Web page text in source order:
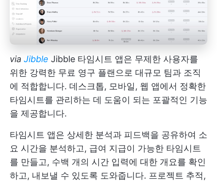
via Jibble Jibble 타임시트 앱은 무제한 사용자를
위한 강력한 무료 영구 플랜으로 대규모 팀과 조직
에 적합합니다. 데스크톱, 모바일, 웹 앱에서 정확한
타임시트를 관리하는 데 도움이 되는 포괄적인 기능
을 제공합니다.
타임시트 앱은 상세한 분석과 피드백을 공유하여 소
요 시간을 분석하고, 급여 지급이 가능한 타임시트
를 만들고, 수백 개의 시간 입력에 대한 개요를 확인
하고, 내보낼 수 있도록 도와줍니다. 프로젝트 추적,